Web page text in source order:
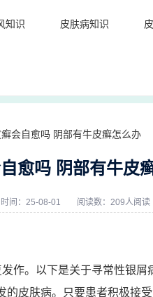
知识 皮肤病知识
会自愈吗 阴部有牛皮癣怎么办
愈吗 阴部有牛皮
时间：25-08-01 阅读数：209人阅读
作。以下是关于寻常性银屑
皮肤病。只要患者积极接